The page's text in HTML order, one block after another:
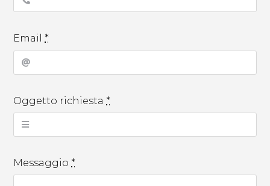
Email *
Oggetto richiesta *
Messaggio *